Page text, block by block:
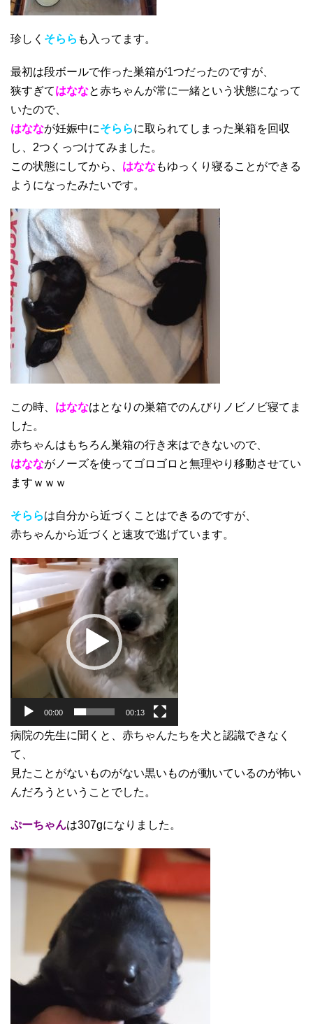
珍しく そらら も入ってます。
最初は段ボールで作った巣箱が1つだったのですが、
狭すぎてはななと赤ちゃんが常に一緒という状態になって
いたので、
はななが妊娠中にそららに取られてしまった巣箱を回収
し、2つくっつけてみました。
この状態にしてから、 はななもゆっくり寝ることができる
ようになったみたいです。
この時、 はななはとなりの巣箱でのんびりノビノビ寝てま
した。
赤ちゃんはもちろん巣箱の行き来はできないので、
はなながノーズを使ってゴロゴロと無理やり移動させてい
ますｗｗｗ
そららは自分から近づくことはできるのですが、
赤ちゃんから近づくと速攻で逃げています。
動
プ
ー
00:00 00:13
病院の先生に聞くと、赤ちゃんたちを犬と認識できなく
て、
見たことがないものがない黒いものが動いているのが怖い
んだろうということでした。
ぷーちゃんは307gになりました。